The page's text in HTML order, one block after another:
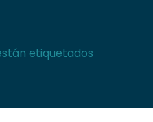
etiquetados